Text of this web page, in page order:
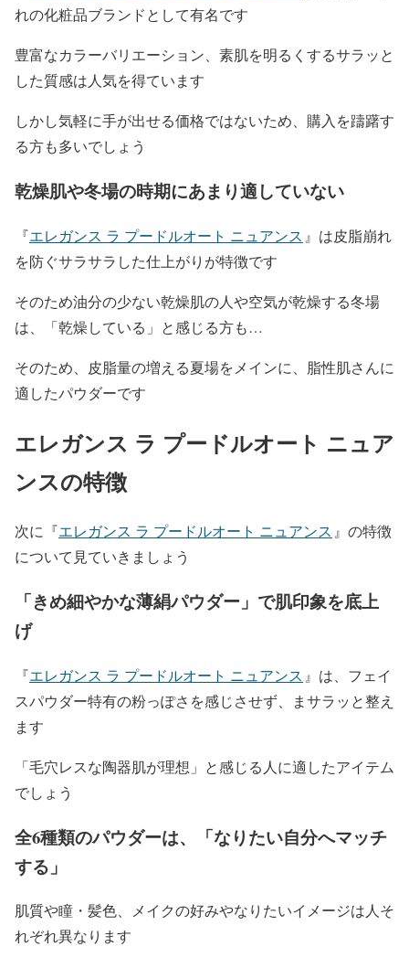
れの化粧品ブランドとして有名です
豊富なカラーバリエーション、素肌を明るくするサラッと
した質感は人気を得ています
しかし気軽に手が出せる価格ではないため、購入を躊躇す
る方も多いでしょう
乾燥肌や冬場の時期にあまり適していない
『エレガンス ラ プードルオート ニュアンス 』は皮脂崩れ
を防ぐサラサラした仕上がりが特徴です
そのため油分の少ない乾燥肌の人や空気が乾燥する冬場
は、「乾燥している」と感じる方も…
そのため、皮脂量の増える夏場をメインに、脂性肌さんに
適したパウダーです
エレガンス ラ プードルオート ニュア
ンスの特徴
次に『エレガンス ラ プードルオート ニュアンス 』 の特徴
について見ていきましょう
「きめ細やかな薄絹パウダー」で肌印象を底上
げ
『エレガンス ラ プードルオート ニュアンス 』は、フェイ
スパウダー特有の粉っぽさを感じさせず、まサラッと整え
ます
「毛穴レスな陶器肌が理想」と感じる人に適したアイテム
でしょう
全6種類のパウダーは、「なりたい自分へマッチ
する」
肌質や瞳・髪色、メイクの好みやなりたいイメージは人そ
れぞれ異なります